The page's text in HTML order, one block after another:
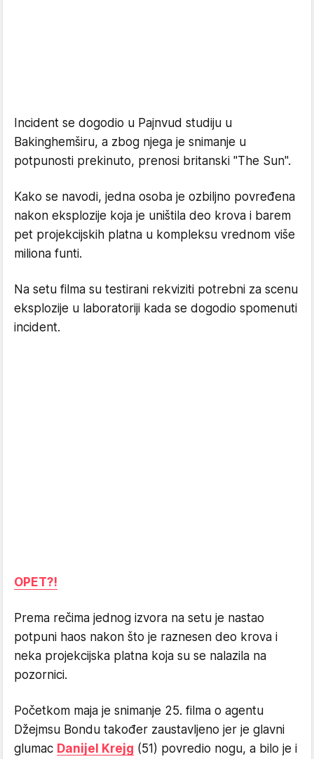
Incident se dogodio u Pajnvud studiju u
Bakinghemširu, a zbog njega je snimanje u
potpunosti prekinuto, prenosi britanski "The Sun".
Kako se navodi, jedna osoba je ozbiljno povređena
nakon eksplozije koja je uništila deo krova i barem
pet projekcijskih platna u kompleksu vrednom više
miliona funti.
Na setu filma su testirani rekviziti potrebni za scenu
eksplozije u laboratoriji kada se dogodio spomenuti
incident.
OPET?!
Prema rečima jednog izvora na setu je nastao
potpuni haos nakon što je raznesen deo krova i
neka projekcijska platna koja su se nalazila na
pozornici.
Početkom maja je snimanje 25. filma o agentu
Džejmsu Bondu također zaustavljeno jer je glavni
glumac Danijel Krejg (51) povredio nogu, a bilo je i